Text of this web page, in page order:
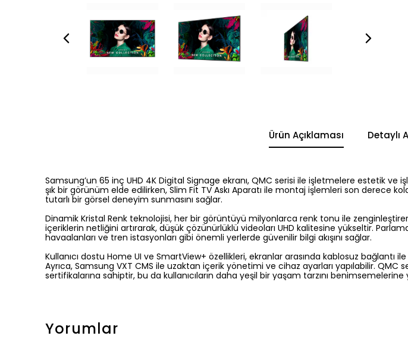
Ürün Açıklaması Detaylı
Samsung’un 65 inç UHD 4K Digital Signage ekranı, QMC serisi ile işletmelere estetik
şık bir görünüm elde edilirken, Slim Fit TV Askı Aparatı ile montaj işlemleri son derece
tutarlı bir görsel deneyim sunmasını sağlar.
Dinamik Kristal Renk teknolojisi, her bir görüntüyü milyonlarca renk tonu ile
içeriklerin netliğini artırarak, düşük çözünürlüklü videoları UHD kalitesine yükseltir.
havaalanları ve tren istasyonları gibi önemli yerlerde güvenilir bilgi akışını sağlar.
Kullanıcı dostu Home UI ve SmartView+ özellikleri, ekranlar arasında kablosuz bağlantı
Ayrıca, Samsung VXT CMS ile uzaktan içerik yönetimi ve cihaz ayarları yapılabilir.
sertifikalarına sahiptir, bu da kullanıcıların daha yeşil bir yaşam tarzını benimsemelerine
Yorumlar